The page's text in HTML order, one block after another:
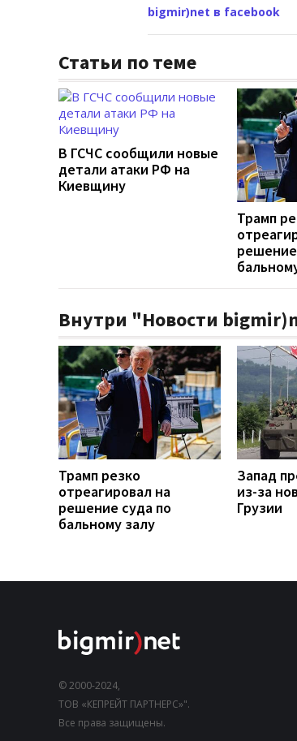
bigmir)net в facebook
Статьи по теме
В ГСЧС сообщили новые
детали атаки РФ на
Киевщину
Трамп
Внутри "Новости
Трамп резко
отреагировал на
решение суда по
бальному залу
Запад
из-за
Грузии
© 2000-2024,
ТОВ «КЕПРЕЙТ ПАРТНЕРС»".
Все права защищены.